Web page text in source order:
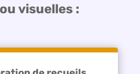
visuelles :